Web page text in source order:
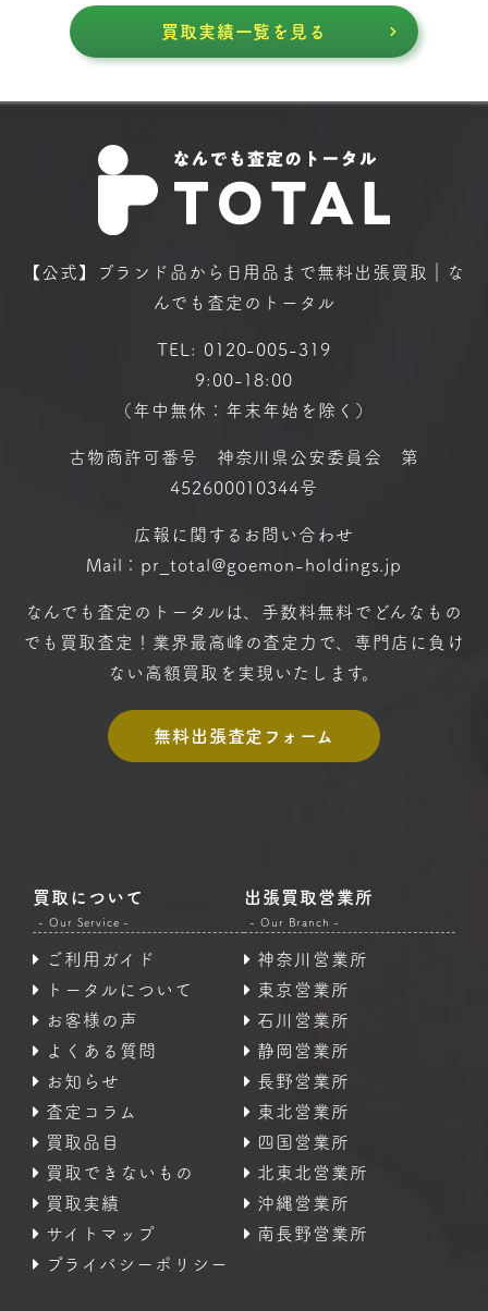
買取実績一覧を見る
【公式】ブランド品から日用品まで無料出張買取｜な
んでも査定のトータル
TEL: 0120-005-319
9:00-18:00
（年中無休：年末年始を除く）
古物商許可番号 神奈川県公安委員会 第
452600010344号
広報に関するお問い合わせ
Mail：pr_total@goemon-holdings.jp
なんでも査定のトータルは、手数料無料で どんなもの
でも買取査定！ 業界最高峰の査定力で、専門店に 負け
ない高額買取を実現いたします。
無料出張査定フォーム
買取について
- Our Service -
ご利用ガイド
トータルについて
お客様の声
よくある質問
お知らせ
査定コラム
買取品目
買取できないもの
買取実績
サイトマップ
プライバシーポリシー
出張買取営業所
- Our Branch -
神奈川営業所
東京営業所
石川営業所
静岡営業所
長野営業所
東北営業所
四国営業所
北東北営業所
沖縄営業所
南長野営業所